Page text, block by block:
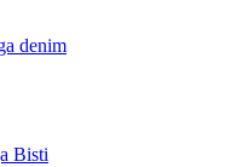
denim
Bisti